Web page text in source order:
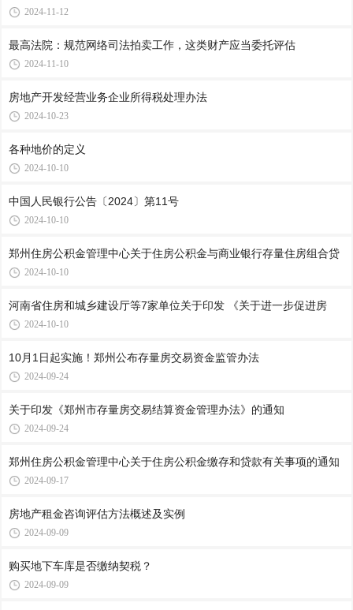
2024-11-12
最高法院：规范网络司法拍卖工作，这类财产应当委托评估
2024-11-10
房地产开发经营业务企业所得税处理办法
2024-10-23
各种地价的定义
2024-10-10
中国人民银行公告〔2024〕第11号
2024-10-10
郑州住房公积金管理中心关于住房公积金与商业银行存量住房组合贷
2024-10-10
河南省住房和城乡建设厅等7家单位关于印发 《关于进一步促进房
2024-10-10
10月1日起实施！郑州公布存量房交易资金监管办法
2024-09-24
关于印发《郑州市存量房交易结算资金管理办法》的通知
2024-09-24
郑州住房公积金管理中心关于住房公积金缴存和贷款有关事项的通知
2024-09-17
房地产租金咨询评估方法概述及实例
2024-09-09
购买地下车库是否缴纳契税？
2024-09-09